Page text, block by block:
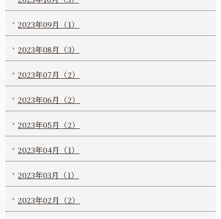
2023年09月（1）
2023年08月（3）
2023年07月（2）
2023年06月（2）
2023年05月（2）
2023年04月（1）
2023年03月（1）
2023年02月（2）